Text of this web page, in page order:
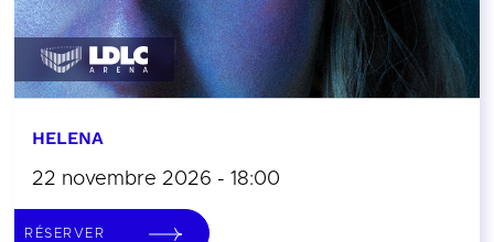
HELENA
22 novembre 2026 - 18:00
RÉSERVER